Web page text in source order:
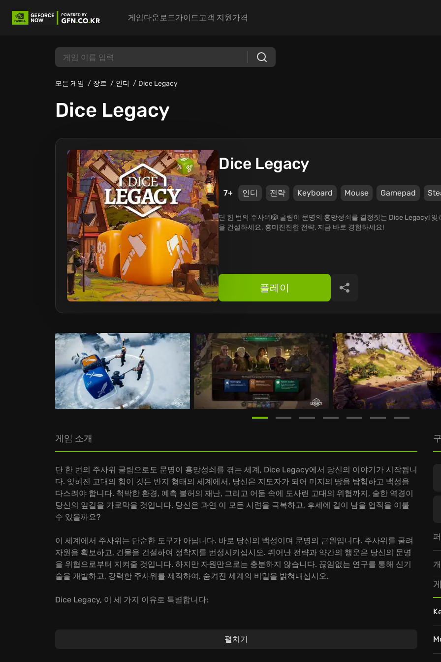
게임다운로드가이드고객 지원가격
모든 게임 장르 인디 Dice Legacy
Dice Legacy
Dice Legacy
7+ 인디 전략 Keyboard Mouse Gamepad
단 한 번의 주사위🎲 굴림이 문명의 흥망성쇠를 결정짓는 Dice Legacy!
을 건설하세요. 흥미진진한 전략, 지금 바로 경험하세요!
플레이 공유
게임 소개
단 한 번의 주사위 굴림으로도 문명이 흥망성쇠를 겪는 세계, Dice Legacy에서 당신의 이야기가 시작됩니
다. 잊혀진 고대의 힘이 깃든 반지 형태의 세계에서, 당신은 지도자가 되어 미지의 땅을 탐험하고 백성을
다스려야 합니다. 척박한 환경, 예측 불허의 재난, 그리고 어둠 속에 도사린 고대의 위협까지, 숱한 역경이
당신의 앞길을 가로막을 것입니다. 당신은 과연 이 모든 시련을 극복하고, 후세에 길이 남을 업적을 이룰
수 있을까요?
이 세계에서 주사위는 단순한 도구가 아닙니다. 바로 당신의 백성이며 문명의 근원입니다. 주사위를 굴려
자원을 확보하고, 건물을 건설하여 정착지를 번성시키십시오. 뛰어난 전략과 약간의 행운은 당신의 문명
을 위협으로부터 지켜줄 것입니다. 하지만 자원만으로는 충분하지 않습니다. 끊임없는 연구를 통해 신기
술을 개발하고, 강력한 주사위를 제작하여, 숨겨진 세계의 비밀을 밝혀내십시오.
Dice Legacy, 이 세 가지 이유로 특별합니다:
펼치기